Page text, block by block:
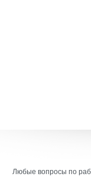
Любые вопросы по